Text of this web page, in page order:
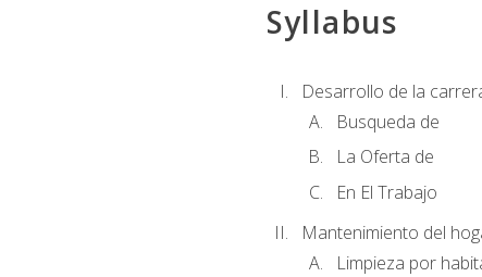
Syllabus
Desarrollo de la
Busqueda de
La Oferta de
En El Trabajo
Mantenimiento del
Limpieza por